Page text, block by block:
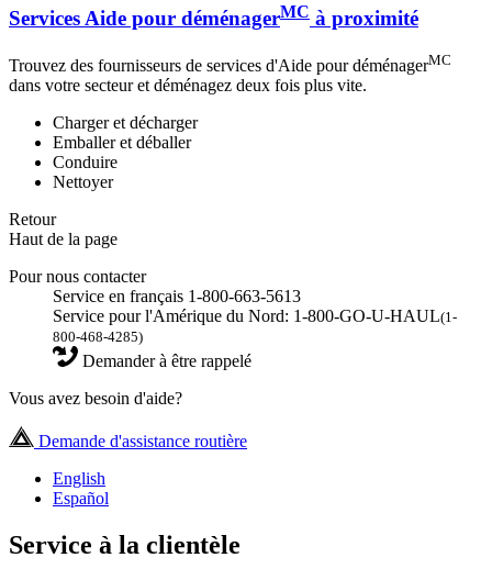
Services Aide pour déménagerMC à proximité
Trouvez des fournisseurs de services d'Aide pour déménagerMC
dans votre secteur et déménagez deux fois plus vite.
Charger et décharger
Emballer et déballer
Conduire
Nettoyer
Retour
Haut de la page
Pour nous contacter
Service en français 1-800-663-5613
Service pour l'Amérique du Nord: 1-800-GO-U-HAUL(1-
800-468-4285)
Demander à être rappelé
Vous avez besoin d'aide?
Demande d'assistance routière
English
Español
Service à la clientèle